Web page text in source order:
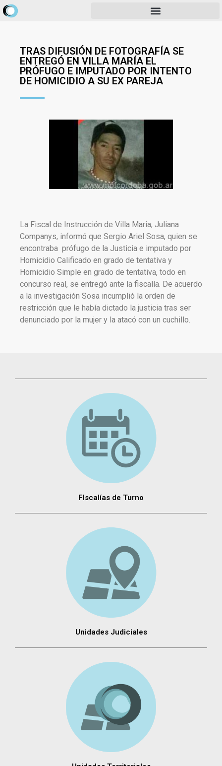
TRAS DIFUSIÓN DE FOTOGRAFÍA SE
ENTREGÓ EN VILLA MARÍA EL
PRÓFUGO E IMPUTADO POR INTENTO
DE HOMICIDIO A SU EX PAREJA
La Fiscal de Instrucción de Villa Maria, Juliana
Companys, informó que Sergio Ariel Sosa, quien se
encontraba prófugo de la Justicia e imputado por
Homicidio Calificado en grado de tentativa y
Homicidio Simple en grado de tentativa, todo en
concurso real, se entregó ante la fiscalía. De acuerdo
a la investigación Sosa incumplió la orden de
restricción que le había dictado la justicia tras ser
denunciado por la mujer y la atacó con un cuchillo.
FIscalías de Turno
Unidades Judiciales